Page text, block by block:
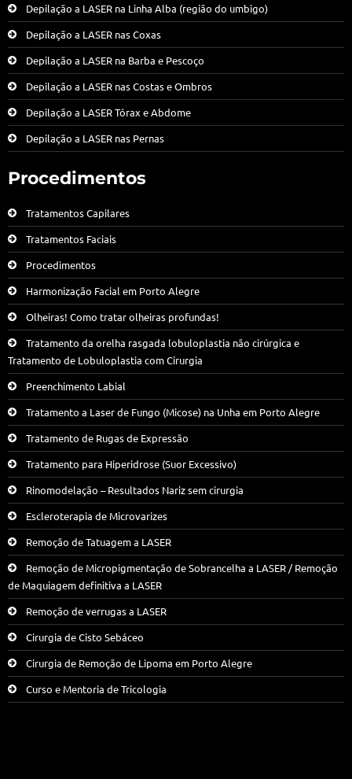
Depilação a LASER na Linha Alba (região do umbigo)
Depilação a LASER nas Coxas
Depilação a LASER na Barba e Pescoço
Depilação a LASER nas Costas e Ombros
Depilação a LASER Tórax e Abdome
Depilação a LASER nas Pernas
Procedimentos
Tratamentos Capilares
Tratamentos Faciais
Procedimentos
Harmonização Facial em Porto Alegre
Olheiras! Como tratar olheiras profundas!
Tratamento da orelha rasgada lobuloplastia não cirúrgica e
Tratamento de Lobuloplastia com Cirurgia
Preenchimento Labial
Tratamento a Laser de Fungo (Micose) na Unha em Porto Alegre
Tratamento de Rugas de Expressão
Tratamento para Hiperidrose (Suor Excessivo)
Rinomodelação – Resultados Nariz sem cirurgia
Escleroterapia de Microvarizes
Remoção de Tatuagem a LASER
Remoção de Micropigmentação de Sobrancelha a LASER / Remoção
de Maquiagem definitiva a LASER
Remoção de verrugas a LASER
Cirurgia de Cisto Sebáceo
Cirurgia de Remoção de Lipoma em Porto Alegre
Curso e Mentoria de Tricologia